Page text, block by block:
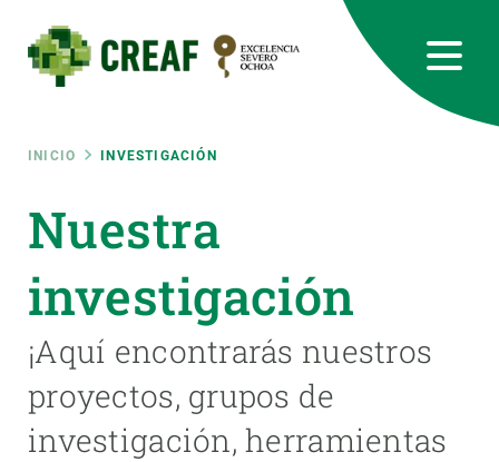
contenido
principal
Ruta
de
navegación
INICIO INVESTIGACIÓN
Nuestra
investigación
¡Aquí encontrarás nuestros
proyectos, grupos de
investigación, herramientas
RRSS
Featured
responsive
INTRANET
Responsive
menu
SOBRE NOSOTROS
INVESTIGACIÓN
CIENCIA EN ACCIÓN